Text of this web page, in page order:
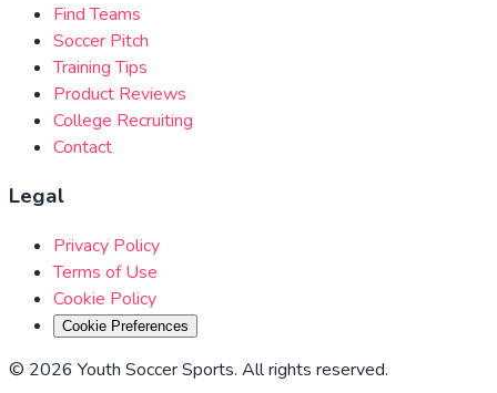
Find Teams
Soccer Pitch
Training Tips
Product Reviews
College Recruiting
Contact
Legal
Privacy Policy
Terms of Use
Cookie Policy
Cookie Preferences
© 2026 Youth Soccer Sports. All rights reserved.